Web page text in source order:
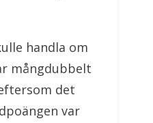
handla om
mångdubbelt
det
var